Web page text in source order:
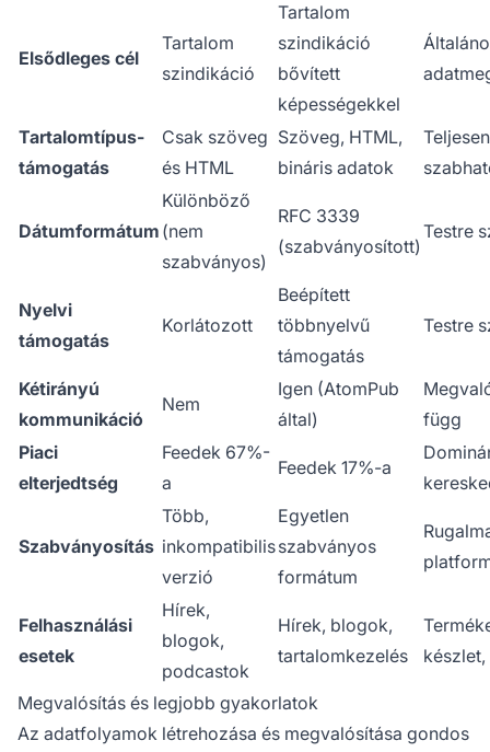
Elsődleges cél
Tartalom
szindikáció
Tartalom
szindikáció
bővített
képességekkel
Tartalomtípus-
támogatás
Csak szöveg
és HTML
Szöveg, HTML,
bináris adatok
Dátumformátum
Különböző
(nem
szabványos)
RFC 3339
(szabványosított)
Testre
Nyelvi
támogatás
Korlátozott
Beépített
többnyelvű
támogatás
Testre
Kétirányú
kommunikáció
Nem
Igen (AtomPub
által)
függ
Piaci
elterjedtség
Feedek 67%-
a
Feedek 17%-a
Szabványosítás
Több,
inkompatibilis
verzió
Egyetlen
szabványos
formátum
Felhasználási
esetek
Hírek,
blogok,
podcastok
Hírek, blogok,
tartalomkezelés
Megvalósítás és legjobb gyakorlatok
Az adatfolyamok létrehozása és megvalósítása gondos